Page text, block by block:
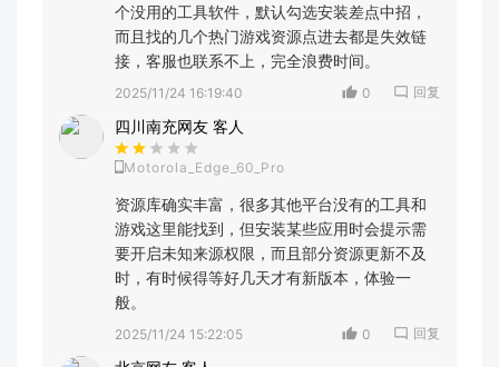
个没用的工具软件，默认勾选安装差点中招，
而且找的几个热门游戏资源点进去都是失效链
接，客服也联系不上，完全浪费时间。
2025/11/24 16:19:40 0 回复
四川南充网友 客人
Motorola_Edge_60_Pro
资源库确实丰富，很多其他平台没有的工具和
游戏这里能找到，但安装某些应用时会提示需
要开启未知来源权限，而且部分资源更新不及
时，有时候得等好几天才有新版本，体验一
般。
2025/11/24 15:22:05 0 回复